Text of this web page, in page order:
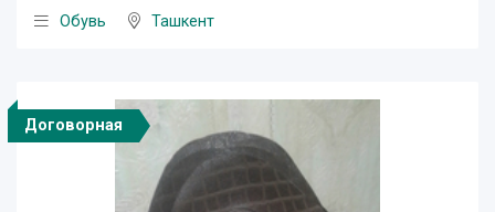
Обувь
Ташкент
Договорная